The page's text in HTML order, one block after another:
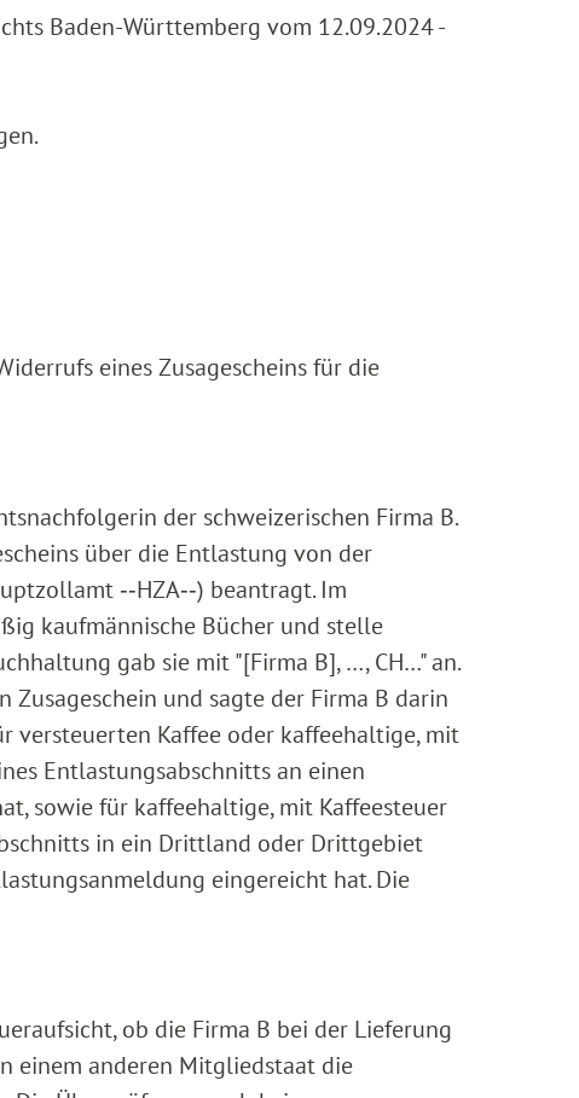
Baden-Württemberg vom 12.09.2024 -
eines Zusagescheins für die
der schweizerischen Firma B.
über die Entlastung von der
‑‑HZA‑‑) beantragt. Im
kaufmännische Bücher und stelle
gab sie mit "[Firma B], …, CH…" an.
Zusageschein und sagte der Firma B darin
versteuerten Kaffee oder kaffeehaltige, mit
Entlastungsabschnitts an einen
sowie für kaffeehaltige, mit Kaffeesteuer
in ein Drittland oder Drittgebiet
eingereicht hat. Die
ob die Firma B bei der Lieferung
einem anderen Mitgliedstaat die